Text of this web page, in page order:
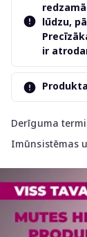
Derīguma
Imūnsistēmas
lūdzu,
ir